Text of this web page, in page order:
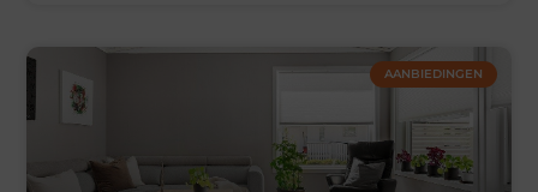
AANBIEDINGEN